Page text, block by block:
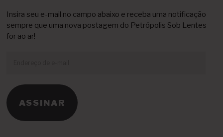
Insira seu e-mail no campo abaixo e receba uma notificação
sempre que uma nova postagem do Petrópolis Sob Lentes
for ao ar!
mail
ASSINAR